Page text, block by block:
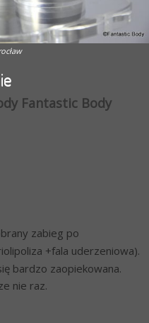
Fantastic Body
zabieg po
+fala uderzeniowa).
bardzo zaopiekowana.
nie raz.